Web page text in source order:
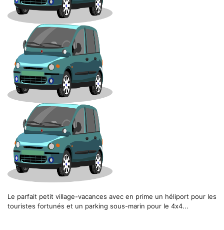
Le parfait petit village-vacances avec en prime un héliport pour les
touristes fortunés et un parking sous-marin pour le 4x4...